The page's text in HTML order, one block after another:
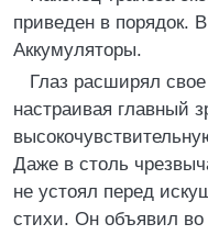
приведен в порядок.
Аккумуляторы.
Глаз расширял
настраивая главный
Даже в столь
не устоял перед
стихи. Он объявил